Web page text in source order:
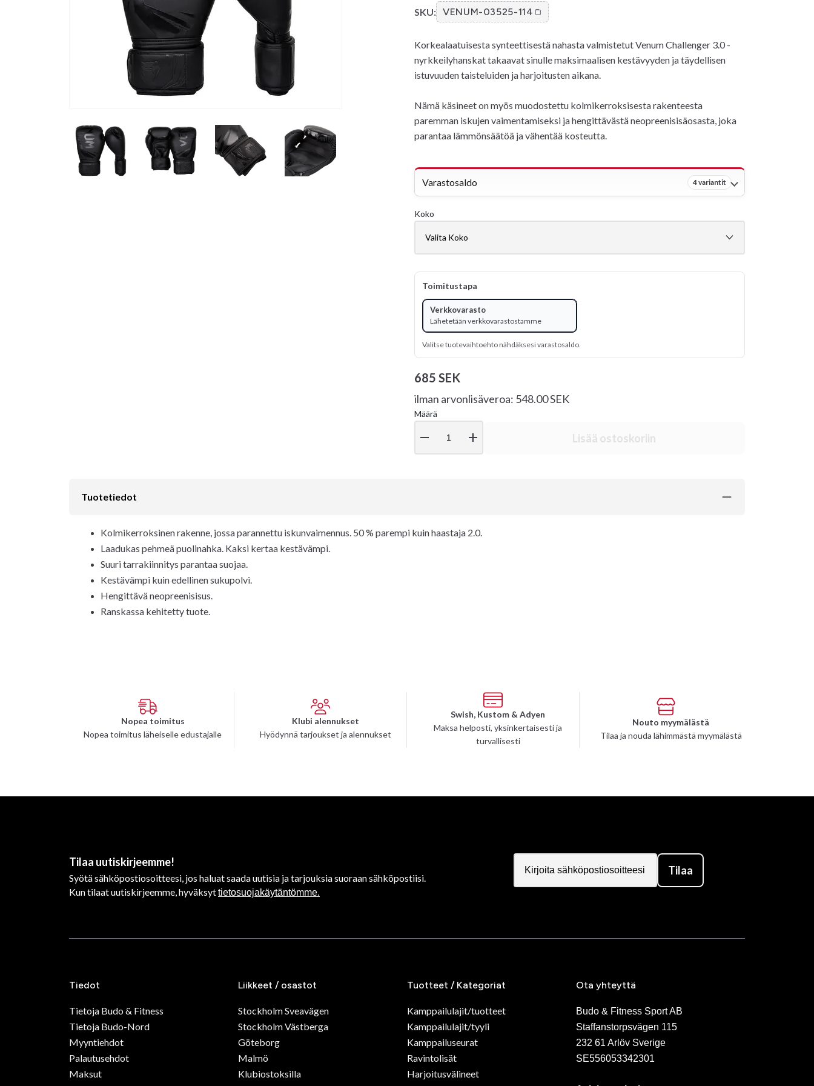
SKU: VENUM-03525-114
Korkealaatuisesta synteettisestä nahasta valmistetut Venum Challenger 3.0 -
nyrkkeilyhanskat takaavat sinulle maksimaalisen kestävyyden ja täydellisen
istuvuuden taisteluiden ja harjoitusten aikana.
Nämä käsineet on myös muodostettu kolmikerroksisesta rakenteesta
paremman iskujen vaimentamiseksi ja hengittävästä neopreenisisäosasta, joka
parantaa lämmönsäätöä ja vähentää kosteutta.
Varastosaldo 4 variantit
Koko
Toimitustapa
Verkkovarasto
Lähetetään verkkovarastostamme
Valitse tuotevaihtoehto nähdäksesi varastosaldo.
685 SEK
ilman arvonlisäveroa: 548.00 SEK
Määrä
remove add Lisää ostoskoriin
Tuotetiedot
Kolmikerroksinen rakenne, jossa parannettu iskunvaimennus. 50 % parempi kuin haastaja 2.0.
Laadukas pehmeä puolinahka. Kaksi kertaa kestävämpi.
Suuri tarrakiinnitys parantaa suojaa.
Kestävämpi kuin edellinen sukupolvi.
Hengittävä neopreenisisus.
Ranskassa kehitetty tuote.
Nopea toimitus
Nopea toimitus läheiselle edustajalle
Klubi alennukset
Hyödynnä tarjoukset ja alennukset
Swish, Kustom & Adyen
Maksa helposti, yksinkertaisesti ja
turvallisesti
Nouto myymälästä
Tilaa ja nouda lähimmästä myymälästä
Tilaa uutiskirjeemme!
Syötä sähköpostiosoitteesi, jos haluat saada uutisia ja tarjouksia suoraan sähköpostiisi.
Kun tilaat uutiskirjeemme, hyväksyttietosuojakäytäntömme.
Tilaa
Tiedot
Tietoja Budo & Fitness
Tietoja Budo-Nord
Myyntiehdot
Palautusehdot
Maksut
Liikkeet / osastot
Stockholm Sveavägen
Stockholm Västberga
Göteborg
Malmö
Klubiostoksilla
Tuotteet / Kategoriat
Kamppailulajit/tuotteet
Kamppailulajit/tyyli
Kamppailuseurat
Ravintolisät
Harjoitusvälineet
Ota yhteyttä
Budo & Fitness Sport AB
Staffanstorpsvägen 115
232 61 Arlöv Sverige
SE556053342301